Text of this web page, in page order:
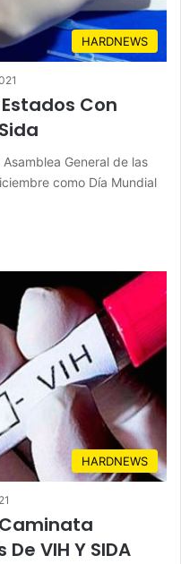
HARDNEWS
Con
General de las
como Día Mundial
HARDNEWS
VIH Y SIDA